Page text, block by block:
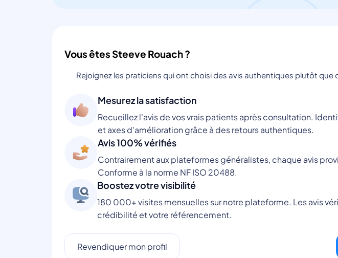
Vous êtes Steeve Rouach ?
Rejoignez les praticiens qui ont choisi des avis authentiques plutôt que
Mesurez la satisfaction
Recueillez l'avis de vos vrais patients après consultation.
et axes d'amélioration grâce à des retours authentiques.
Avis 100% vérifiés
Contrairement aux plateformes généralistes, chaque avis
Conforme à la norme NF ISO 20488.
Boostez votre visibilité
180 000+ visites mensuelles sur notre plateforme. Les avis
crédibilité et votre référencement.
Revendiquer mon profil